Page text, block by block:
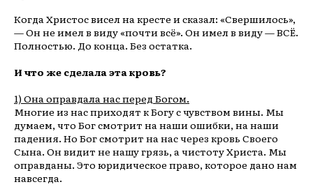
Когда Христос висел на кресте и сказал: «Свершилось»,
— Он не имел в виду «почти всё». Он имел в виду — ВСЁ.
Полностью. До конца. Без остатка.
И что же сделала эта кровь?
1) Она оправдала нас перед Богом.
Многие из нас приходят к Богу с чувством вины. Мы
думаем, что Бог смотрит на наши ошибки, на наши
падения. Но Бог смотрит на нас через кровь Своего
Сына. Он видит не нашу грязь, а чистоту Христа. Мы
оправданы. Это юридическое право, которое дано нам
навсегда.